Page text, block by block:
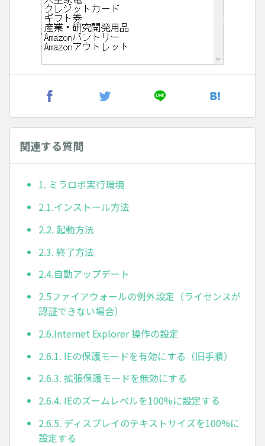
関連する質問
1. ミラロボ実行環境
2.1.インストール方法
2.2. 起動方法
2.3. 終了方法
2.4.自動アップデート
2.5ファイアウォールの例外設定（ライセンスが
認証できない場合）
2.6.Internet Explorer 操作の設定
2.6.1. IEの保護モードを有効にする（旧手順）
2.6.3. 拡張保護モードを無効にする
2.6.4. IEのズームレベルを100%に設定する
2.6.5. ディスプレイのテキストサイズを100%に
設定する